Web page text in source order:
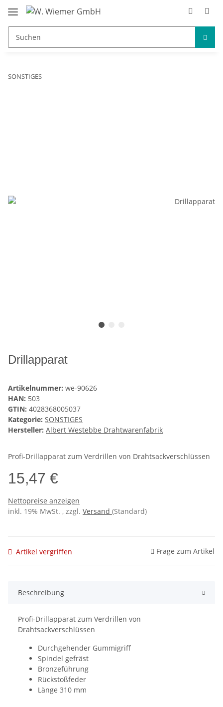
SONSTIGES
Drillapparat
Artikelnummer: we-90626
HAN: 503
GTIN: 4028368005037
Kategorie: SONSTIGES
Hersteller: Albert Westebbe Drahtwarenfabrik
Profi-Drillapparat zum Verdrillen von Drahtsackverschlüssen
15,47 €
Nettopreise anzeigen
inkl. 19% MwSt. , zzgl. Versand (Standard)
Artikel vergriffen Frage zum Artikel
Beschreibung
Profi-Drillapparat zum Verdrillen von
Drahtsackverschlüssen
Durchgehender Gummigriff
Spindel gefräst
Bronzeführung
Rückstoßfeder
Länge 310 mm